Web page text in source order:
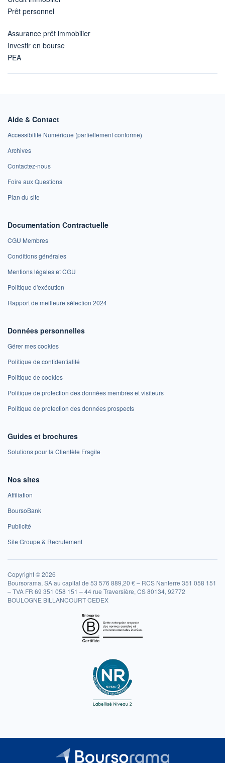
Prêt personnel
Assurance prêt immobilier
Investir en bourse
PEA
Aide & Contact
Accessibilité Numérique (partiellement conforme)
Archives
Contactez-nous
Foire aux Questions
Plan du site
Documentation Contractuelle
CGU Membres
Conditions générales
Mentions légales et CGU
Politique d'exécution
Rapport de meilleure sélection 2024
Données personnelles
Gérer mes cookies
Politique de confidentialité
Politique de cookies
Politique de protection des données membres et visiteurs
Politique de protection des données prospects
Guides et brochures
Solutions pour la Clientèle Fragile
Nos sites
Affiliation
BoursoBank
Publicité
Site Groupe & Recrutement
Copyright © 2026
Boursorama, SA au capital de 53 576 889,20 € – RCS Nanterre 351 058 151
– TVA FR 69 351 058 151 – 44 rue Traversière, CS 80134, 92772
BOULOGNE BILLANCOURT CEDEX